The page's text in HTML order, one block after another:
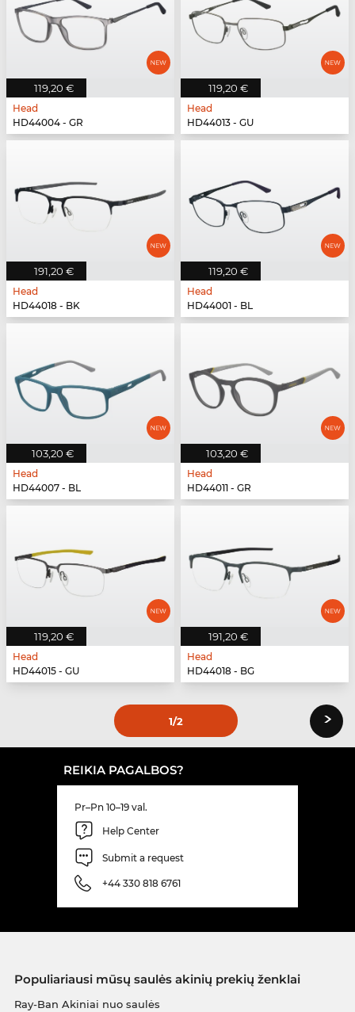
119,20 €
Head
HD44004 - GR
119,20 €
Head
HD44013 - GU
191,20 €
Head
HD44018 - BK
119,20 €
Head
HD44001 - BL
103,20 €
Head
HD44007 - BL
103,20 €
Head
HD44011 - GR
119,20 €
Head
HD44015 - GU
191,20 €
Head
HD44018 - BG
1/2 ›
REIKIA PAGALBOS?
Pr–Pn 10–19 val.
Help Center
Submit a request
+44 330 818 6761
Populiariausi mūsų saulės akinių prekių ženklai
Ray-Ban Akiniai nuo saulės